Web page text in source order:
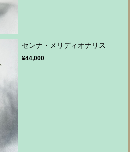
センナ・メリディオナリス
¥44,000